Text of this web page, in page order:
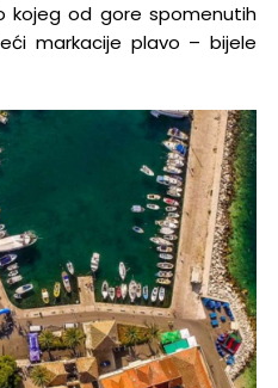
kojeg od gore spomenutih
markacije plavo – bijele